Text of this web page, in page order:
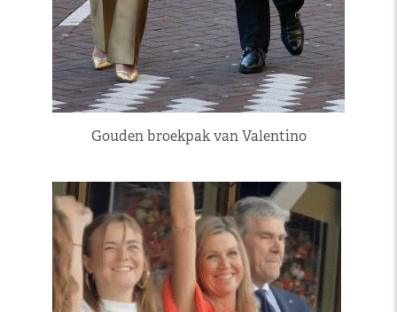
Gouden broekpak van Valentino